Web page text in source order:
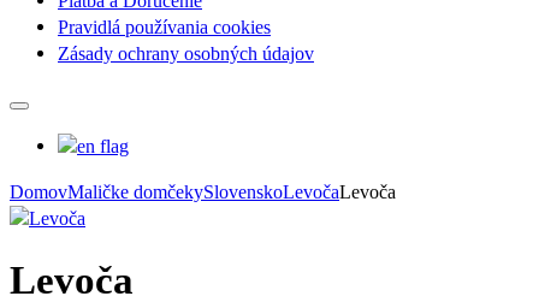
Pravidlá používania cookies
Zásady ochrany osobných údajov
DomovMaličke domčekySlovenskoLevočaLevoča
Levoča